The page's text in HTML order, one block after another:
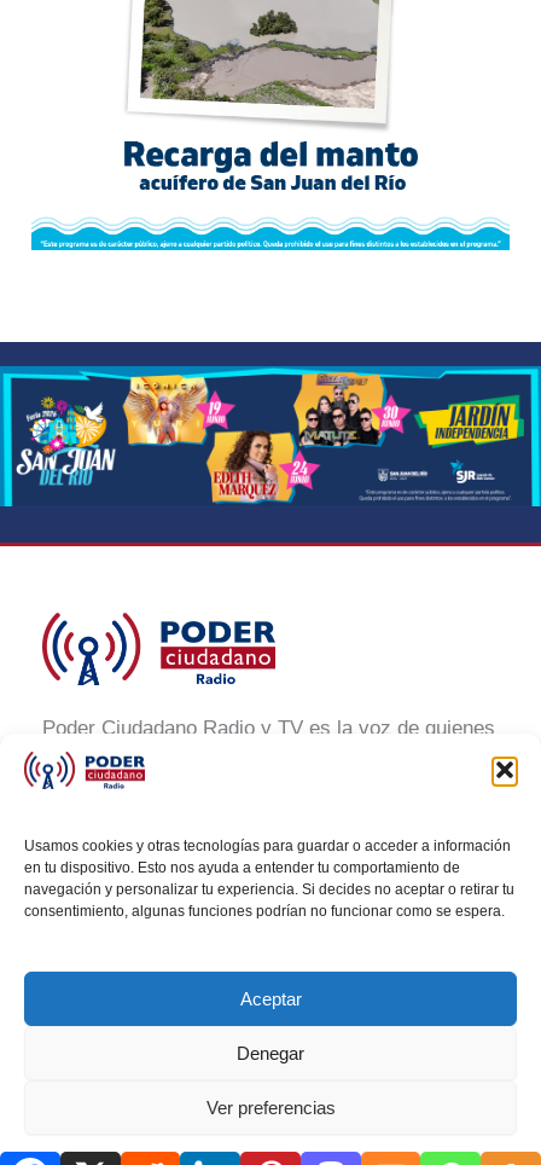
Usamos cookies y otras tecnologías para guardar o acceder a información
en tu dispositivo. Esto nos ayuda a entender tu comportamiento de
navegación y personalizar tu experiencia. Si decides no aceptar o retirar tu
consentimiento, algunas funciones podrían no funcionar como se espera.
Aceptar
Denegar
Ver preferencias
Poder Ciudadano Radio y TV es la voz de quienes
buscan un México informado y participativo.
Nuestro compromiso es conectar con la
transformación social a través de noticias claras,
veraces y al alcance de todos.